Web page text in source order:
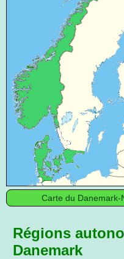
Carte du Danemark-
Régions
Danemark